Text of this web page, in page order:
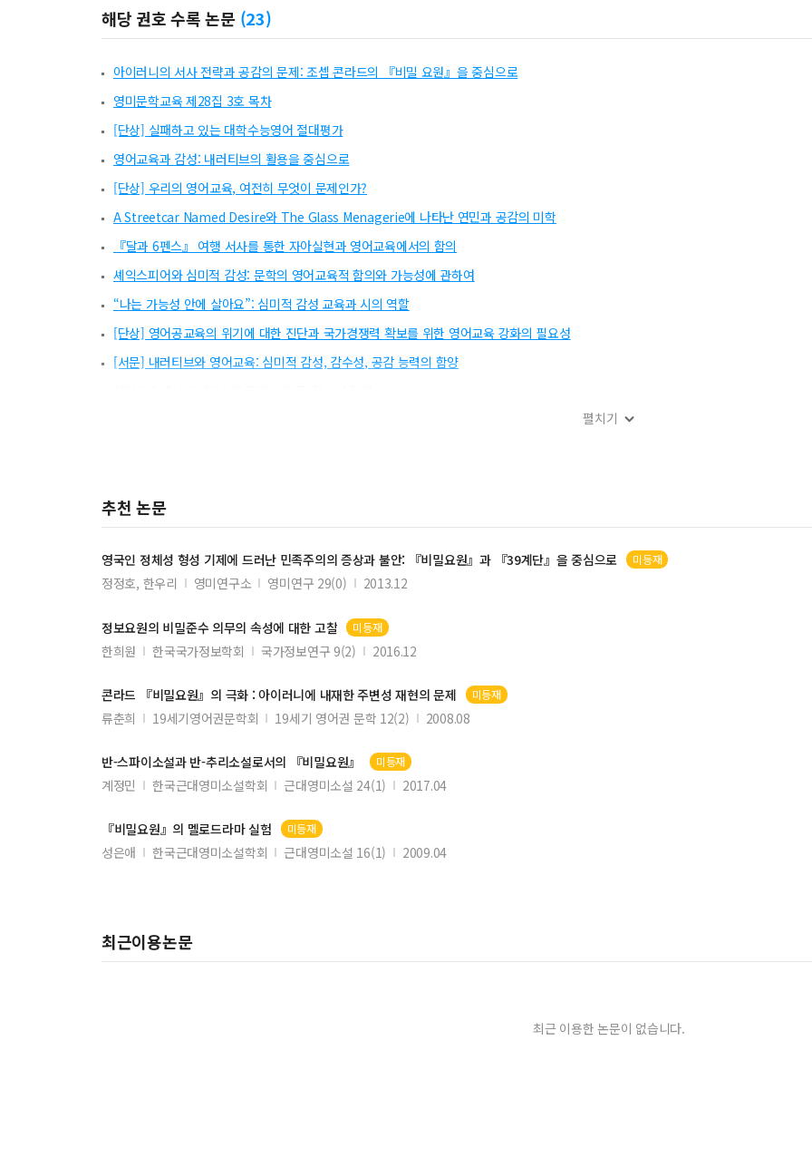
F. R. Leavis /1950 /The Great Tradition /
D. C. Muecke /1969 /The Compass of Irony /
Friedrich Wilhelm Nietzsche /1969 /On the Genealogy of Morals, Ecce Homo /
George A. Panichas /2005 /
Daniel R. Schwarz /1980 /Conrad: Almayer’s Folly to Under Western Eyes /
Adam Smith /1982 /The Theory of Moral Sentiments /
Robert D. Spector / 1973 /Irony as Theme: Conrad’s The Secret Agent /
Jetty de Vris /1985 /Stevie and Recent Criticism /Conradiana /17.2 /119-130 /
Ian Watt /1973 /Conrad: The Secret Agent: A Casebook /
Cedric Watts /1984 /The Deceptive Text: An Introduction to Covert Plots /
Alan Wilde /1973 /Depths and Surfaces: Dimensions of Fosterian Irony /
Mark A. Wollaeger /1990 /Joseph Conrad and the Fictions of Skepticism /
해당 권호 수록 논문 (23)
아이러니의 서사 전략과 공감의 문제: 조셉 콘라드의 『비밀 요원』을 중심으로
영미문학교육 제28집 3호 목차
[단상] 실패하고 있는 대학수능영어 절대평가
영어교육과 감성: 내러티브의 활용을 중심으로
[단상] 우리의 영어교육, 여전히 무엇이 문제인가?
A Streetcar Named Desire와 The Glass Menagerie에 나타난 연민과 공감의 미학
『달과 6펜스』 여행 서사를 통한 자아실현과 영어교육에서의 함의
셰익스피어와 심미적 감성: 문학의 영어교육적 함의와 가능성에 관하여
“나는 가능성 안에 살아요”: 심미적 감성 교육과 시의 역할
[단상] 영어공교육의 위기에 대한 진단과 국가경쟁력 확보를 위한 영어교육 강화의 필요성
[서문] 내러티브와 영어교육: 심미적 감성, 감수성, 공감 능력의 함양
내러티브 중심 감성교육: 인지과학적 이해를 중심으로
심미적 감성과 창의적 사고 역량 측정을 위한 영어과 내러티브 평가 유형
[단상] 영어 전선 이상 없다?
[단상] 디지털 세계화 시대의 외국문학 교육과 영어 교육
[단상] <우리나라 영어공교육 정책에 관한 단상> 서문
아담의 교육과 심미적 감수성: 밀턴의 『실낙원』 읽기
펼치기
추천 논문
영국인 정체성 형성 기제에 드러난 민족주의의 증상과 불안: 『비밀요원』과 『39계단』을 중심으로 미등재
정정호, 한우리 영미연구소 영미연구 29(0) 2013.12
정보요원의 비밀준수 의무의 속성에 대한 고찰 미등재
한희원 한국국가정보학회 국가정보연구 9(2) 2016.12
콘라드 『비밀요원』 의 극화 : 아이러니에 내재한 주변성 재현의 문제 미등재
류춘희 19세기영어권문학회 19세기 영어권 문학 12(2) 2008.08
반-스파이소설과 반-추리소설로서의 『비밀요원』 미등재
계정민 한국근대영미소설학회 근대영미소설 24(1) 2017.04
『비밀요원』 의 멜로드라마 실험 미등재
성은애 한국근대영미소설학회 근대영미소설 16(1) 2009.04
최근이용논문
최근 이용한 논문이 없습니다.